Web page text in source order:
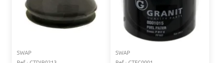
SWAP
SWAP